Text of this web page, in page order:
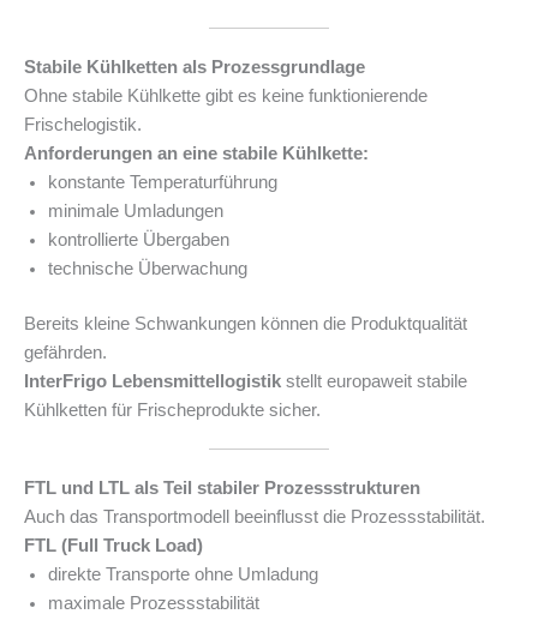
Stabile Kühlketten als Prozessgrundlage
Ohne stabile Kühlkette gibt es keine funktionierende
Frischelogistik.
Anforderungen an eine stabile Kühlkette:
konstante Temperaturführung
minimale Umladungen
kontrollierte Übergaben
technische Überwachung
Bereits kleine Schwankungen können die Produktqualität
gefährden.
InterFrigo Lebensmittellogistik stellt europaweit stabile
Kühlketten für Frischeprodukte sicher.
FTL und LTL als Teil stabiler Prozessstrukturen
Auch das Transportmodell beeinflusst die Prozessstabilität.
FTL (Full Truck Load)
direkte Transporte ohne Umladung
maximale Prozessstabilität